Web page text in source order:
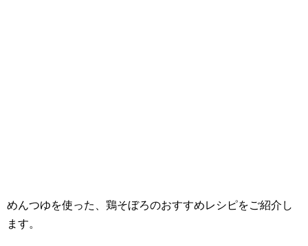
めんつゆを使った、鶏そぼろのおすすめレシピをご紹介し
ます。